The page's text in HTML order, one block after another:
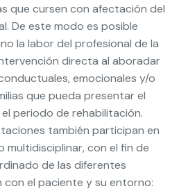
que cursen con afectación del
De este modo es posible
la labor del profesional de la
directa al aboradar
emocionales y/o
que pueda presentar el
periodo de rehabilitación.
también participan en
multidisciplinar, con el fin de
de las diferentes
con el paciente y su entorno: